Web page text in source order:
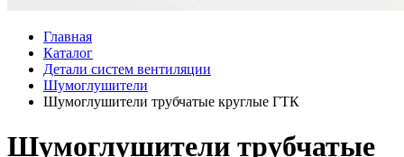
Главная
Каталог
Детали систем вентиляции
Шумоглушители
Шумоглушители трубчатые круглые ГТК
Шумоглушители трубчатые